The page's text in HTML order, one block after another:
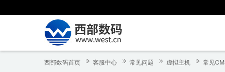
西部数码首页 客服中心 常见问题 虚拟主机 常见